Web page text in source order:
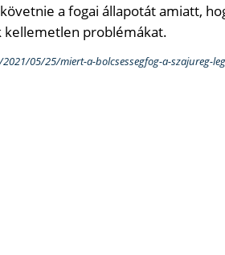
a fogai állapotát amiatt,
kellemetlen problémákat.
05/25/miert-a-bolcsessegfog-a-szajureg-